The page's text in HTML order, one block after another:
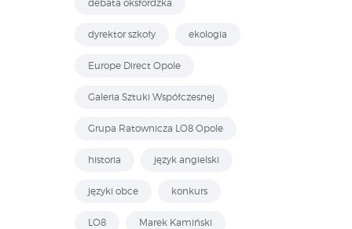
debata oksfordzka
dyrektor szkoły ekologia
Europe Direct Opole
Galeria Sztuki Współczesnej
Grupa Ratownicza LO8 Opole
historia język angielski
języki obce konkurs
LO8 Marek Kamiński